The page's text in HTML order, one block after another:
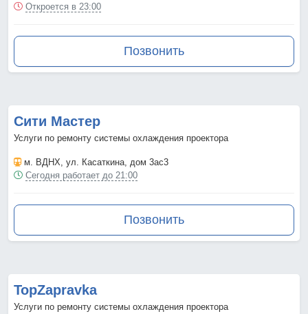
Откроется в 23:00
Позвонить
Сити Мастер
Услуги по ремонту системы охлаждения проектора
м. ВДНХ , ул. Касаткина, дом 3ас3
Сегодня работает до 21:00
Позвонить
TopZapravka
Услуги по ремонту системы охлаждения проектора